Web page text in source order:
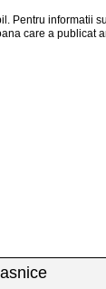
. Pentru informatii
care a publicat